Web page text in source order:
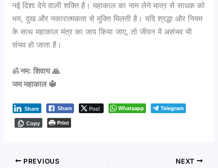
नई दिशा देने वाली शक्ति है। महाकाल का नाम लेने मात्र से साधक को
भय, दुख और नकारात्मकता से मुक्ति मिलती है। यदि श्रद्धा और नियम
के साथ महाकाल मंत्र का जाप किया जाए, तो जीवन में असंभव भी
संभव हो जाता है।
ॐ नमः शिवाय 🙏
जय महाकाल 🔱
Share Post
Share Whatsapp Telegram
Copy Print
PREVIOUS NEXT